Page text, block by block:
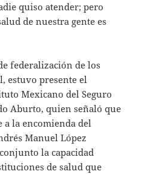
quiso atender; pero
de nuestra gente es
federalización de los
estuvo presente el
Mexicano del Seguro
Aburto, quien señaló que
a la encomienda del
Manuel López
la capacidad
de salud que